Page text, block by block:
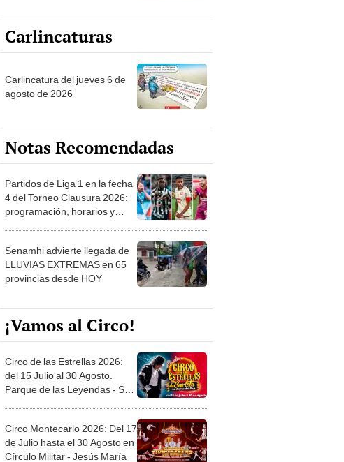
Carlincaturas
Carlincatura del jueves 6 de
agosto de 2026
Notas Recomendadas
Partidos de Liga 1 en la fecha
4 del Torneo Clausura 2026:
programación, horarios y
dónde ver
Senamhi advierte llegada de
LLUVIAS EXTREMAS en 65
provincias desde HOY
¡Vamos al Circo!
Circo de las Estrellas 2026:
del 15 Julio al 30 Agosto.
Parque de las Leyendas - San
Miguel
Circo Montecarlo 2026: Del 17
de Julio hasta el 30 Agosto en
Círculo Militar - Jesús María